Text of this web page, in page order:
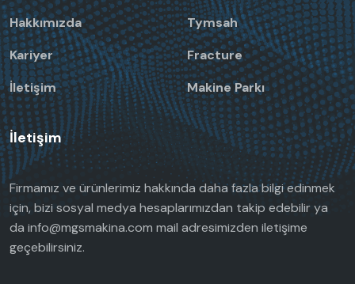
Hakkımızda
Kariyer
İletişim
Tymsah
Fracture
Makine Parkı
İletişim
Firmamız ve ürünlerimiz hakkında daha fazla bilgi edinmek
için, bizi sosyal medya hesaplarımızdan takip edebilir ya
da info@mgsmakina.com mail adresimizden iletişime
geçebilirsiniz.